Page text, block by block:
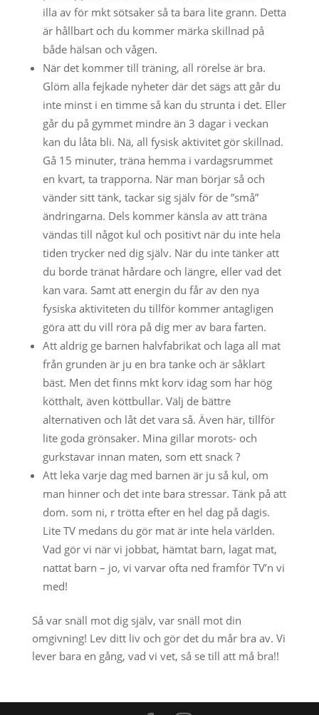
illa av för mkt sötsaker så ta bara lite grann. Detta
är hållbart och du kommer märka skillnad på
både hälsan och vågen.
När det kommer till träning, all rörelse är bra.
Glöm alla fejkade nyheter där det sägs att går du
inte minst i en timme så kan du strunta i det. Eller
går du på gymmet mindre än 3 dagar i veckan
kan du låta bli. Nä, all fysisk aktivitet gör skillnad.
Gå 15 minuter, träna hemma i vardagsrummet
en kvart, ta trapporna. När man börjar så och
vänder sitt tänk, tackar sig själv för de ”små”
ändringarna. Dels kommer känsla av att träna
vändas till något kul och positivt när du inte hela
tiden trycker ned dig själv. När du inte tänker att
du borde tränat hårdare och längre, eller vad det
kan vara. Samt att energin du får av den nya
fysiska aktiviteten du tillför kommer antagligen
göra att du vill röra på dig mer av bara farten.
Att aldrig ge barnen halvfabrikat och laga all mat
från grunden är ju en bra tanke och är såklart
bäst. Men det finns mkt korv idag som har hög
kötthalt, även köttbullar. Välj de bättre
alternativen och låt det vara så. Även här, tillför
lite goda grönsaker. Mina gillar morots- och
gurkstavar innan maten, som ett snack ?
Att leka varje dag med barnen är ju så kul, om
man hinner och det inte bara stressar. Tänk på att
dom. som ni, r trötta efter en hel dag på dagis.
Lite TV medans du gör mat är inte hela världen.
Vad gör vi när vi jobbat, hämtat barn, lagat mat,
nattat barn – jo, vi varvar ofta ned framför TV’n vi
med!
Så var snäll mot dig själv, var snäll mot din
omgivning! Lev ditt liv och gör det du mår bra av. Vi
lever bara en gång, vad vi vet, så se till att må bra!!